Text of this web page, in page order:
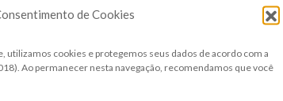
de Cookies
utilizamos cookies e protegemos seus dados de acordo com a
Ao permanecer nesta navegação, recomendamos que você